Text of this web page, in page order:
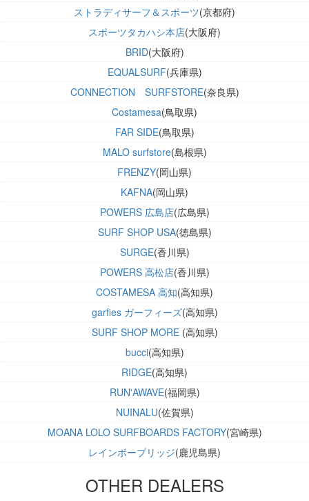
ストラディサーフ＆スポーツ(京都府)
スポーツタカハシ本店(大阪府)
BRID(大阪府)
EQUALSURF(兵庫県)
CONNECTION SURFSTORE(奈良県)
Costamesa(鳥取県)
FAR SIDE(鳥取県)
MALO surfstore(島根県)
FRENZY(岡山県)
KAFNA(岡山県)
POWERS 広島店(広島県)
SURF SHOP USA(徳島県)
SURGE(香川県)
POWERS 高松店(香川県)
COSTAMESA 高知(高知県)
garfies ガーフィーズ(高知県)
SURF SHOP MORE (高知県)
bucci(高知県)
RIDGE(高知県)
RUN'AWAVE(福岡県)
NUINALU(佐賀県)
MOANA LOLO SURFBOARDS FACTORY(宮崎県)
レインボーブリッジ(鹿児島県)
OTHER DEALERS